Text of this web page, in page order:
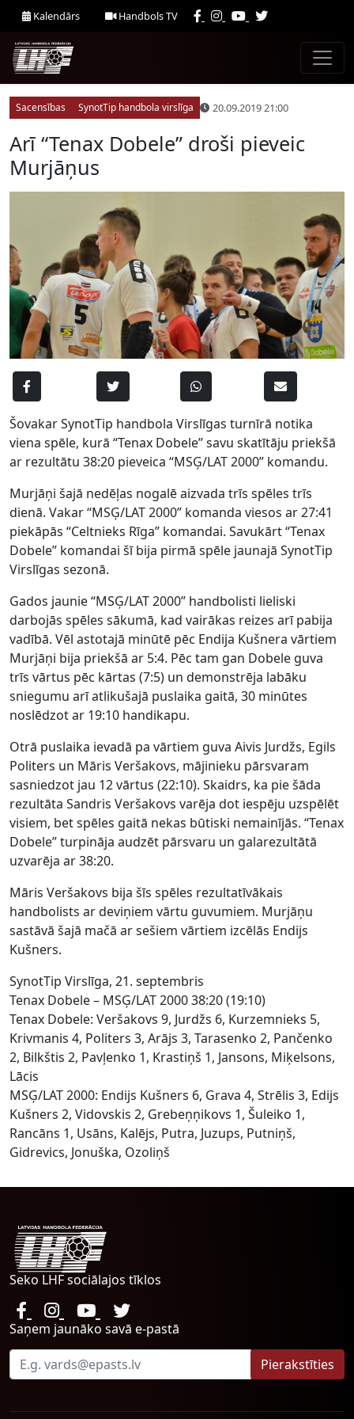
Kalendārs Handbols TV
Sacensības SynotTip handbola virslīga 20.09.2019 21:00
Arī “Tenax Dobele” droši pieveic
Murjāņus
Šovakar SynotTip handbola Virslīgas turnīrā notika
viena spēle, kurā “Tenax Dobele” savu skatītāju priekšā
ar rezultātu 38:20 pieveica “MSĢ/LAT 2000” komandu.
Murjāņi šajā nedēļas nogalē aizvada trīs spēles trīs
dienā. Vakar “MSĢ/LAT 2000” komanda viesos ar 27:41
piekāpās “Celtnieks Rīga” komandai. Savukārt “Tenax
Dobele” komandai šī bija pirmā spēle jaunajā SynotTip
Virslīgas sezonā.
Gados jaunie “MSĢ/LAT 2000” handbolisti lieliski
darbojās spēles sākumā, kad vairākas reizes arī pabija
vadībā. Vēl astotajā minūtē pēc Endija Kušnera vārtiem
Murjāņi bija priekšā ar 5:4. Pēc tam gan Dobele guva
trīs vārtus pēc kārtas (7:5) un demonstrēja labāku
sniegumu arī atlikušajā puslaika gaitā, 30 minūtes
noslēdzot ar 19:10 handikapu.
Otrā puslaika ievadā pa vārtiem guva Aivis Jurdžs, Egils
Politers un Māris Veršakovs, mājinieku pārsvaram
sasniedzot jau 12 vārtus (22:10). Skaidrs, ka pie šāda
rezultāta Sandris Veršakovs varēja dot iespēju uzspēlēt
visiem, bet spēles gaitā nekas būtiski nemainījās. “Tenax
Dobele” turpināja audzēt pārsvaru un galarezultātā
uzvarēja ar 38:20.
Māris Veršakovs bija šīs spēles rezultatīvākais
handbolists ar deviņiem vārtu guvumiem. Murjāņu
sastāvā šajā mačā ar sešiem vārtiem izcēlās Endijs
Kušners.
SynotTip Virslīga, 21. septembris
Tenax Dobele – MSĢ/LAT 2000 38:20 (19:10)
Tenax Dobele: Veršakovs 9, Jurdžs 6, Kurzemnieks 5,
Krivmanis 4, Politers 3, Arājs 3, Tarasenko 2, Pančenko
2, Bilkštis 2, Pavļenko 1, Krastiņš 1, Jansons, Miķelsons,
Lācis
MSĢ/LAT 2000: Endijs Kušners 6, Grava 4, Strēlis 3, Edijs
Kušners 2, Vidovskis 2, Grebeņņikovs 1, Šuleiko 1,
Rancāns 1, Usāns, Kalējs, Putra, Juzups, Putniņš,
Gidrevics, Jonuška, Ozoliņš
Seko LHF sociālajos tīklos
Saņem jaunāko savā e-pastā